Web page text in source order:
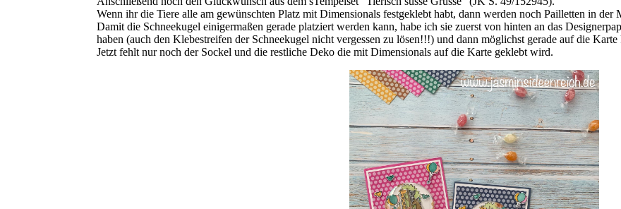
Wenn ihr die Tiere alle am gewünschten Platz mit Dimensionals festgeklebt habt, dann werden noch Pailletten in der
Damit die Schneekugel einigermaßen gerade platziert werden kann, habe ich sie zuerst von hinten an das
haben (auch den Klebestreifen der Schneekugel nicht vergessen zu lösen!!!) und dann möglichst gerade auf die Karte
Jetzt fehlt nur noch der Sockel und die restliche Deko die mit Dimensionals auf die Karte geklebt wird.